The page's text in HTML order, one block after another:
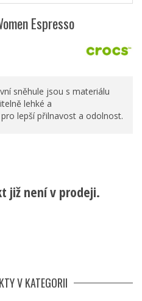
Espresso
sněhule jsou s materiálu
lehké a
lepší přilnavost a odolnost.
již není v prodeji.
V KATEGORII